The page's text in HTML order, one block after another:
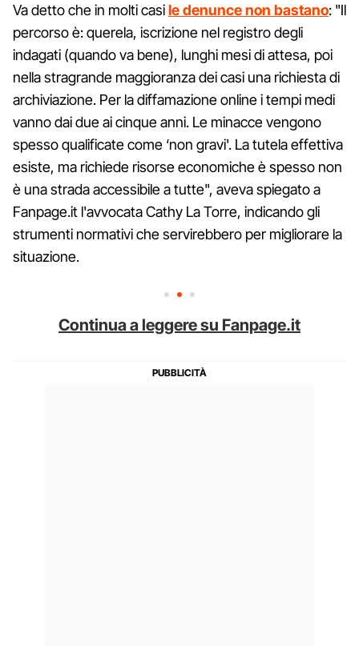
Va detto che in molti casile denunce non bastano: "Il
percorso è: querela, iscrizione nel registro degli
indagati (quando va bene), lunghi mesi di attesa, poi
nella stragrande maggioranza dei casi una richiesta di
archiviazione. Per la diffamazione online i tempi medi
vanno dai due ai cinque anni. Le minacce vengono
spesso qualificate come ‘non gravi'. La tutela effettiva
esiste, ma richiede risorse economiche è spesso non
è una strada accessibile a tutte", aveva spiegato a
Fanpage.it l'avvocata Cathy La Torre, indicando gli
strumenti normativi che servirebbero per migliorare la
situazione.
Continua a leggere su Fanpage.it